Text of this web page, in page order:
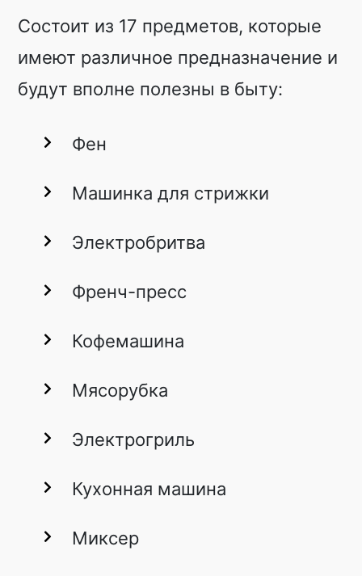
Состоит из 17 предметов, которые
имеют различное предназначение и
будут вполне полезны в быту:
Фен
Машинка для стрижки
Электробритва
Френч-пресс
Кофемашина
Мясорубка
Электрогриль
Кухонная машина
Миксер